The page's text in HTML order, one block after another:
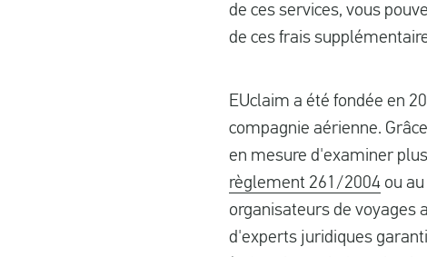
de ces services, vous
de ces frais
EUclaim a été fondée en
compagnie aérienne.
en mesure d'examiner
règlement 261/2004 ou
organisateurs de voyages
d'experts juridiques